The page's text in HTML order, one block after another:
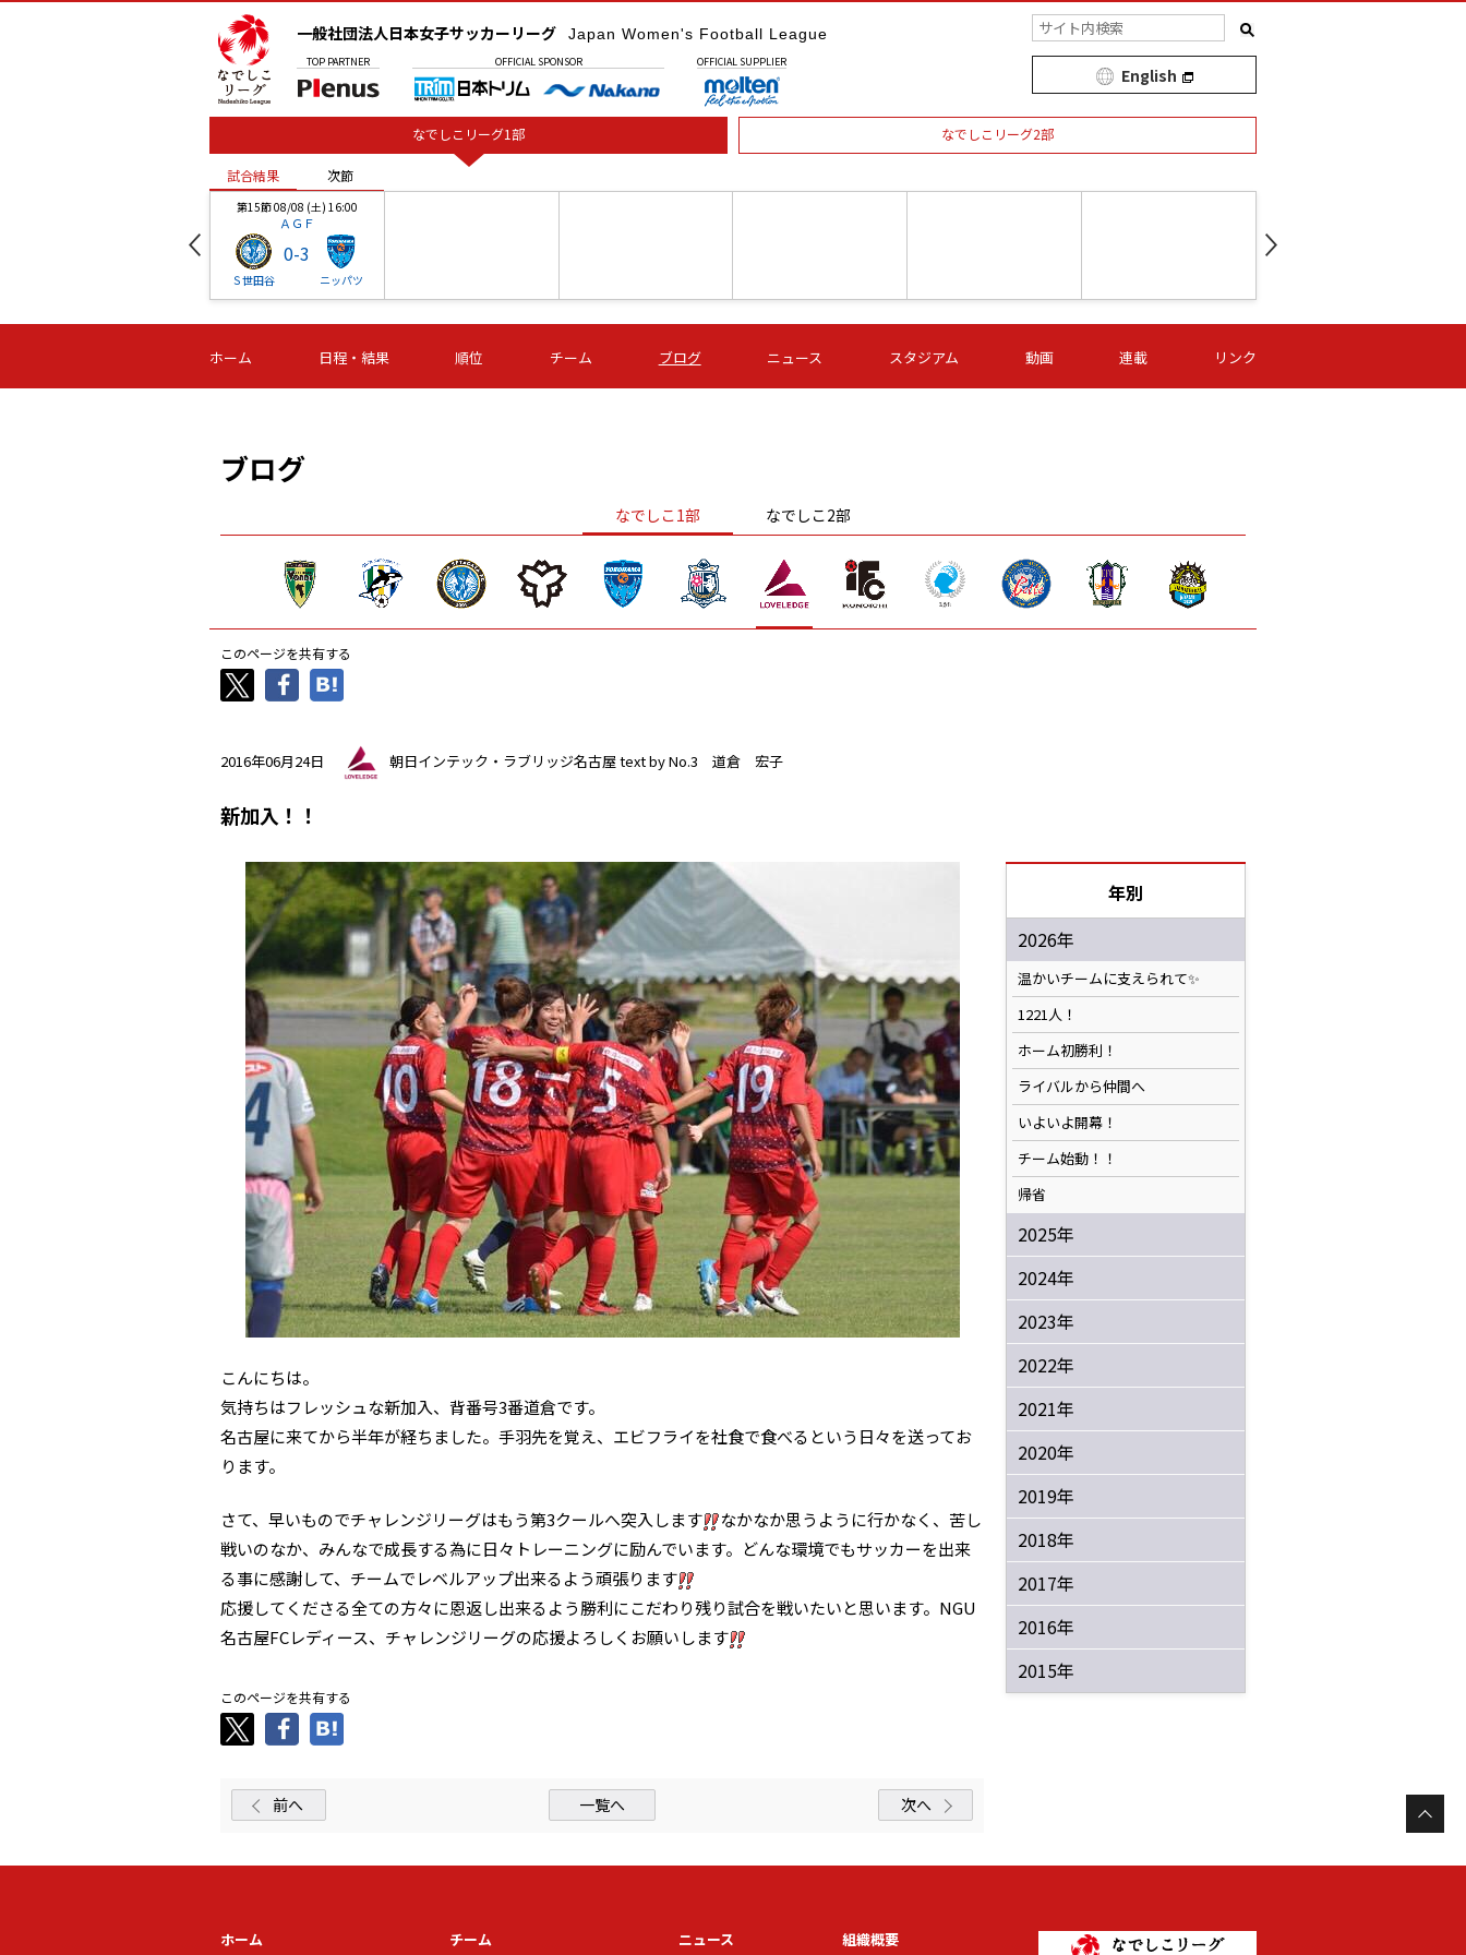
一般社団法人日本女子サッカーリーグ Japan Women's Football League
TOP PARTNER OFFICIAL SPONSOR OFFICIAL SUPPLIER
English
なでしこリーグ1部 なでしこリーグ2部
試合結果 次節
第15節 08/08 (土) 16:00
ＡＧＦ
Ｓ世田谷
0-3
ニッパツ
-
第16節 09/05 (土) 15:00
ニッパツ
-
第16節 09/05 (土) 15:00
石人の星
-
第16節 09/05 (土) 16:00
ＡＧＦ
-
いちご
-
第16節 09/06 (日) 15:00
-
第16節 09/06 (日) 15:00
- -
試合結果 次節
ホーム 日程・結果 順位 チーム ブログ ニュース スタジアム 動画 連載 リンク
ブログ
なでしこ1部 なでしこ2部
このページを共有する
2016年06月24日 朝日インテック・ラブリッジ名古屋text by No.3 道倉 宏子
新加入！！
こんにちは。
気持ちはフレッシュな新加入、背番号3番道倉です。
名古屋に来てから半年が経ちました。手羽先を覚え、エビフライを社食で食べるという日々を送ってお
ります。
さて、早いものでチャレンジリーグはもう第3クールへ突入します
なかなか思うように行かなく、苦し
戦いのなか、みんなで成長する為に日々トレーニングに励んでいます。どんな環境でもサッカーを出来
る事に感謝して、チームでレベルアップ出来るよう頑張ります
応援してくださる全ての方々に恩返し出来るよう勝利にこだわり残り試合を戦いたいと思います。NGU
名古屋FCレディース、チャレンジリーグの応援よろしくお願いします
このページを共有する
前へ 一覧へ 次へ
年別
2026年
温かいチームに支えられて✨️
1221人！
ホーム初勝利！
ライバルから仲間へ
いよいよ開幕！
チーム始動！！
帰省
2025年
2024年
2023年
2022年
2021年
2020年
2019年
2018年
2017年
2016年
2015年
ホーム チーム ニュース 組織概要